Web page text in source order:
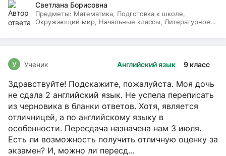
Светлана Борисовна
Предметы: Математика, Подготовка к школе,
Окружающий мир, Начальные классы, Литературное
Английский язык 9 класс
У Ученик
Здравствуйте! Подскажите, пожалуйста. Моя дочь
не сдала 2 английский язык. Не успела переписать
из черновика в бланки ответов. Хотя, является
отличницей, а по английскому языку в
особенности. Пересдача назначена нам 3 июля.
Есть ли возможность получить отличную оценку за
экзамен? И, можно ли пересд...